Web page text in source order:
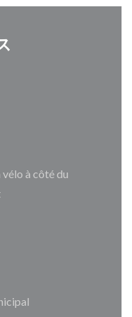
à côté du